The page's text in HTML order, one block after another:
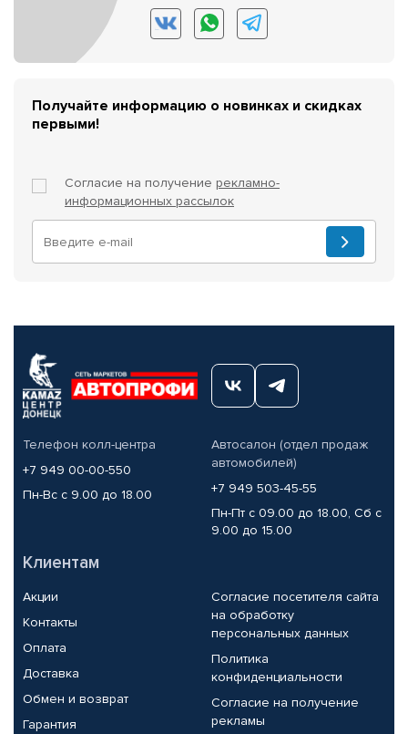
Получайте информацию о новинках и скидках
первыми!
Согласие на получение рекламно-
информационных рассылок
Телефон колл-центра
+7 949 00-00-550
Пн-Вс с 9.00 до 18.00
Автосалон (отдел продаж
автомобилей)
+7 949 503-45-55
Пн-Пт с 09.00 до 18.00, Сб с
9.00 до 15.00
Клиентам
Акции
Контакты
Оплата
Доставка
Обмен и возврат
Гарантия
Согласие посетителя сайта
на обработку
персональных данных
Политика
конфиденциальности
Согласие на получение
рекламы